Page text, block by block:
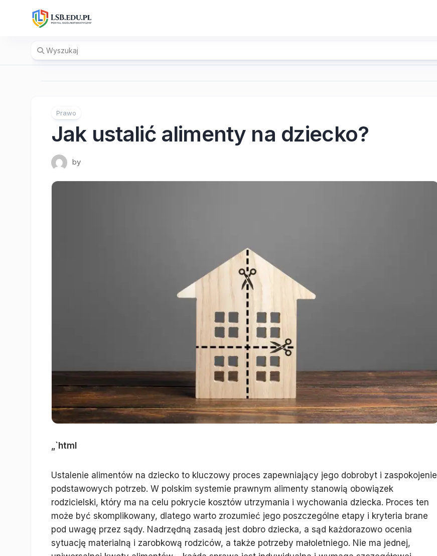
Prawo
Jak ustalić alimenty na dziecko?
by
„`html
Ustalenie alimentów na dziecko to kluczowy proces zapewniający jego dobrobyt i zaspokojenie
podstawowych potrzeb. W polskim systemie prawnym alimenty stanowią obowiązek
rodzicielski, który ma na celu pokrycie kosztów utrzymania i wychowania dziecka. Proces ten
może być skomplikowany, dlatego warto zrozumieć jego poszczególne etapy i kryteria brane
pod uwagę przez sądy. Nadrzędną zasadą jest dobro dziecka, a sąd każdorazowo ocenia
sytuację materialną i zarobkową rodziców, a także potrzeby małoletniego. Nie ma jednej,